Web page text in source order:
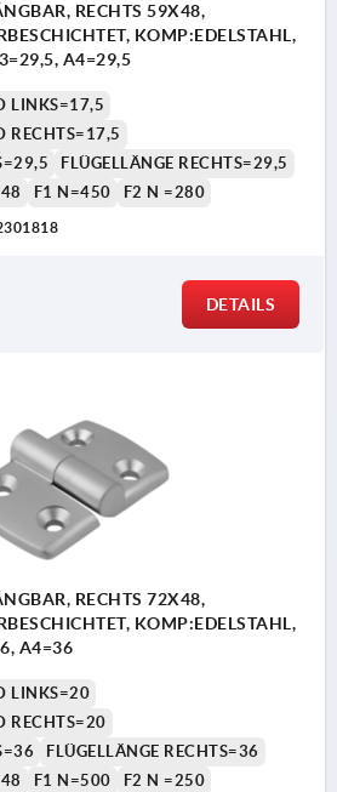
RECHTS 59X48,
KOMP:EDELSTAHL,
A4=29,5
LINKS=17,5
RECHTS=17,5
FLÜGELLÄNGE RECHTS=29,5
F1 N=450 F2 N =280
DETAILS
RECHTS 72X48,
KOMP:EDELSTAHL,
A4=36
LINKS=20
RECHTS=20
FLÜGELLÄNGE RECHTS=36
F1 N=500 F2 N =250